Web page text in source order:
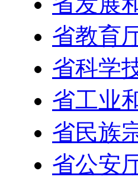
省教育
省科学
省工业
省民族
省公安